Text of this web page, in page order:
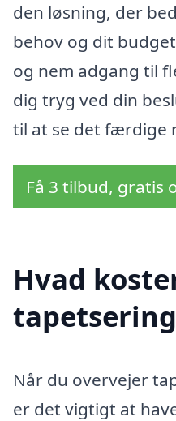
den løsning, der
behov og dit
og nem adgang til
dig tryg ved din
til at se det færdige
Få 3 tilbud, gratis
Hvad
Når du overvejer
er det vigtigt at